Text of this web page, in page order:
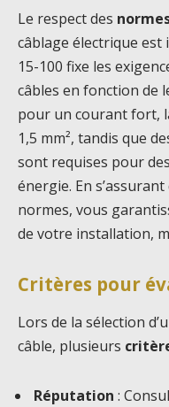
Le respect des
câblage électrique est
15-100 fixe les
câbles en fonction de
pour un courant fort,
1,5 mm², tandis que
sont requises pour
énergie. En
normes, vous
de votre installation,
Critères pour
Lors de la sélection
câble, plusieurs
Réputation :